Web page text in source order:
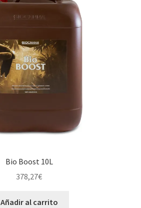
Bio Boost 10L
378,27€
Añadir al carrito